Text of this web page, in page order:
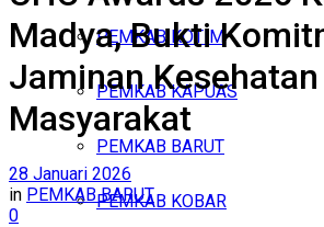
PEMKAB KOTIM
PEMKAB KAPUAS
PEMKAB BARUT
PEMKAB KOBAR
Madya, Bukti
Jaminan Kesehatan
Masyarakat
28 Januari 2026
in PEMKAB BARUT
0